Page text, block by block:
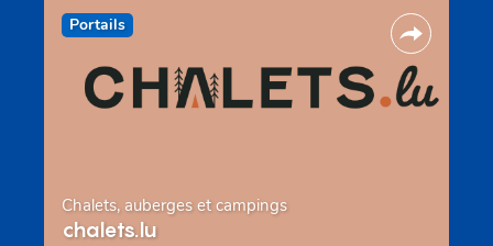
Portails
Chalets, auberges et campings
chalets.lu